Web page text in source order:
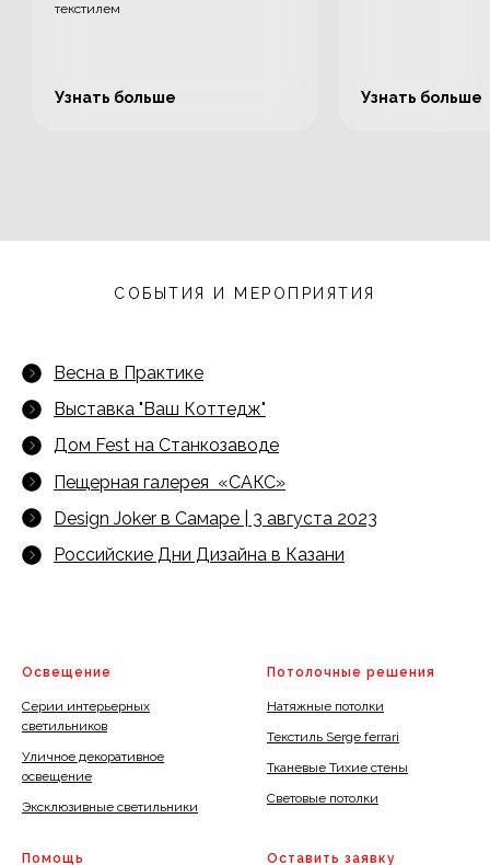
текстилем
Узнать больше Узнать больше
СОБЫТИЯ И МЕРОПРИЯТИЯ
Весна в Практике
Выставка "Ваш Коттедж"
Дом Fest на Станкозаводе
Пещерная галерея «САКС»
Design Joker в Самаре | 3 августа 2023
Российские Дни Дизайна в Казани
Освещение
Серии интерьерных
светильников
Уличное декоративное
освещение
Эксклюзивные светильники
Потолочные решения
Натяжные потолки
Текстиль Serge ferrari
Тканевые Тихие стены
Световые потолки
Помощь Оставить заявку